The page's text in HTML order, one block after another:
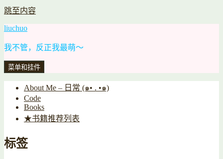
跳至内容
liuchuo
我不管，反正我最萌～
菜单和挂件
About Me – 日常 (๑• . •๑)
Code
Books
★书籍推荐列表
标签